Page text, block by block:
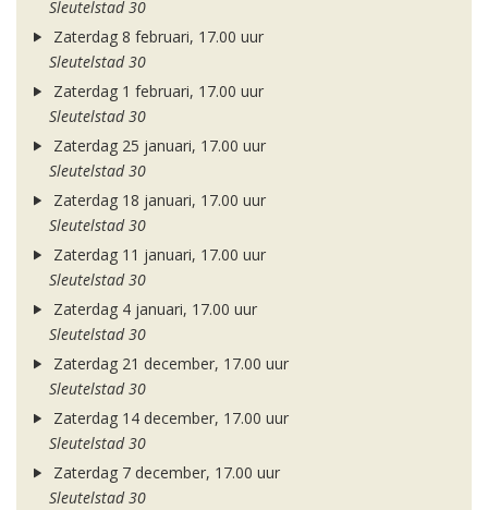
Sleutelstad 30
Zaterdag 8 februari, 17.00 uur
Sleutelstad 30
Zaterdag 1 februari, 17.00 uur
Sleutelstad 30
Zaterdag 25 januari, 17.00 uur
Sleutelstad 30
Zaterdag 18 januari, 17.00 uur
Sleutelstad 30
Zaterdag 11 januari, 17.00 uur
Sleutelstad 30
Zaterdag 4 januari, 17.00 uur
Sleutelstad 30
Zaterdag 21 december, 17.00 uur
Sleutelstad 30
Zaterdag 14 december, 17.00 uur
Sleutelstad 30
Zaterdag 7 december, 17.00 uur
Sleutelstad 30